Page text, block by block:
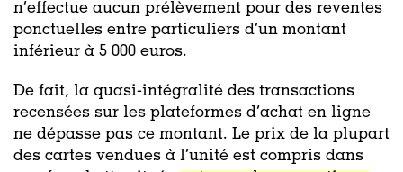
n’effectue aucun prélèvement pour des reventes
ponctuelles entre particuliers d’un montant
inférieur à 5 000 euros.
De fait, la quasi-intégralité des transactions
recensées sur les plateformes d’achat en ligne
ne dépasse pas ce montant. Le prix de la plupart
des cartes vendues à l’unité est compris dans